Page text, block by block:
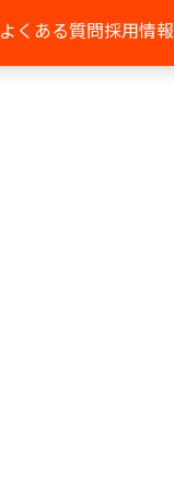
よくある質問採用情報